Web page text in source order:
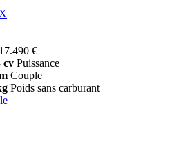
€
cv Puissance
Couple
Poids sans carburant